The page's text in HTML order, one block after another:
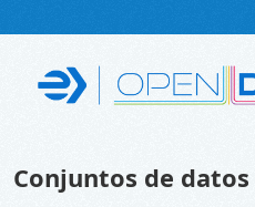
Conjuntos de datos